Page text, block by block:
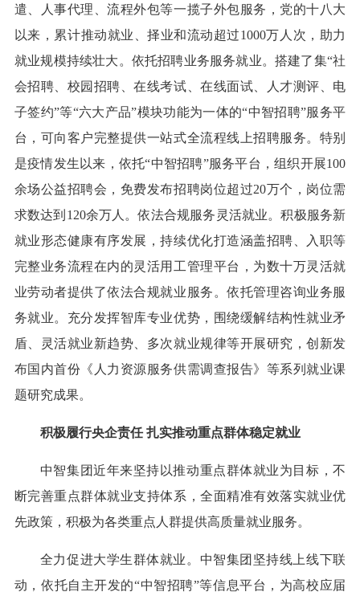
遣、人事代理、流程外包等一揽子外包服务，党的十八大
以来，累计推动就业、择业和流动超过1000万人次，助力
就业规模持续壮大。依托招聘业务服务就业。搭建了集“社
会招聘、校园招聘、在线考试、在线面试、人才测评、电
子签约”等“六大产品”模块功能为一体的“中智招聘”服务平
台，可向客户完整提供一站式全流程线上招聘服务。特别
是疫情发生以来，依托“中智招聘”服务平台，组织开展100
余场公益招聘会，免费发布招聘岗位超过20万个，岗位需
求数达到120余万人。依法合规服务灵活就业。积极服务新
就业形态健康有序发展，持续优化打造涵盖招聘、入职等
完整业务流程在内的灵活用工管理平台，为数十万灵活就
业劳动者提供了依法合规就业服务。依托管理咨询业务服
务就业。充分发挥智库专业优势，围绕缓解结构性就业矛
盾、灵活就业新趋势、多次就业规律等开展研究，创新发
布国内首份《人力资源服务供需调查报告》等系列就业课
题研究成果。
积极履行央企责任 扎实推动重点群体稳定就业
中智集团近年来坚持以推动重点群体就业为目标，不
断完善重点群体就业支持体系，全面精准有效落实就业优
先政策，积极为各类重点人群提供高质量就业服务。
全力促进大学生群体就业。中智集团坚持线上线下联
动，依托自主开发的“中智招聘”等信息平台，为高校应届